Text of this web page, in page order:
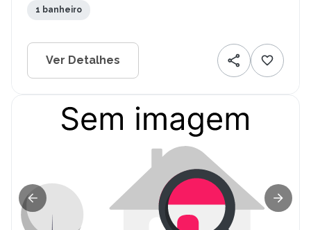
1 banheiro
Ver Detalhes